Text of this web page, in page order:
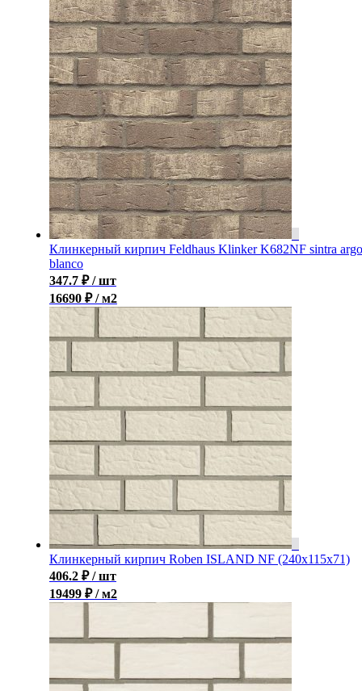
Клинкерный кирпич Feldhaus Klinker K682NF sintra argo
blanco
347.7 ₽ / шт
16690 ₽ / м2
Клинкерный кирпич Roben ISLAND NF (240x115x71)
406.2 ₽ / шт
19499 ₽ / м2